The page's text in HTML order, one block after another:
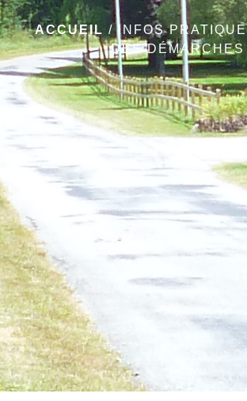
ACCUEIL /INFOS
DES DÉMARCHES